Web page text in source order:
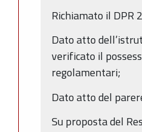
Richiamato il DPR
Dato atto
verificato il
regolamentari;
Dato atto del
Su proposta del